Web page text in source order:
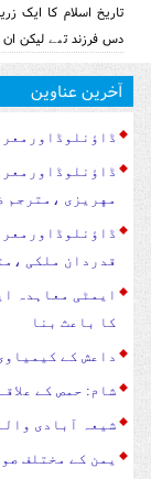
تاریخ اسلام کا ایک
دس فرزند تھے لیکن
آخرین عناوین
مهریزی ،مترجم
قدردان ملکی
ایمٹی معاہدہ
کا باعث بنا
داعش کے
شام: حمص کے
شیعہ آبادی
یمن کے مختلف